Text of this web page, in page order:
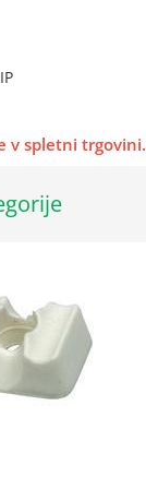
v spletni trgovini.